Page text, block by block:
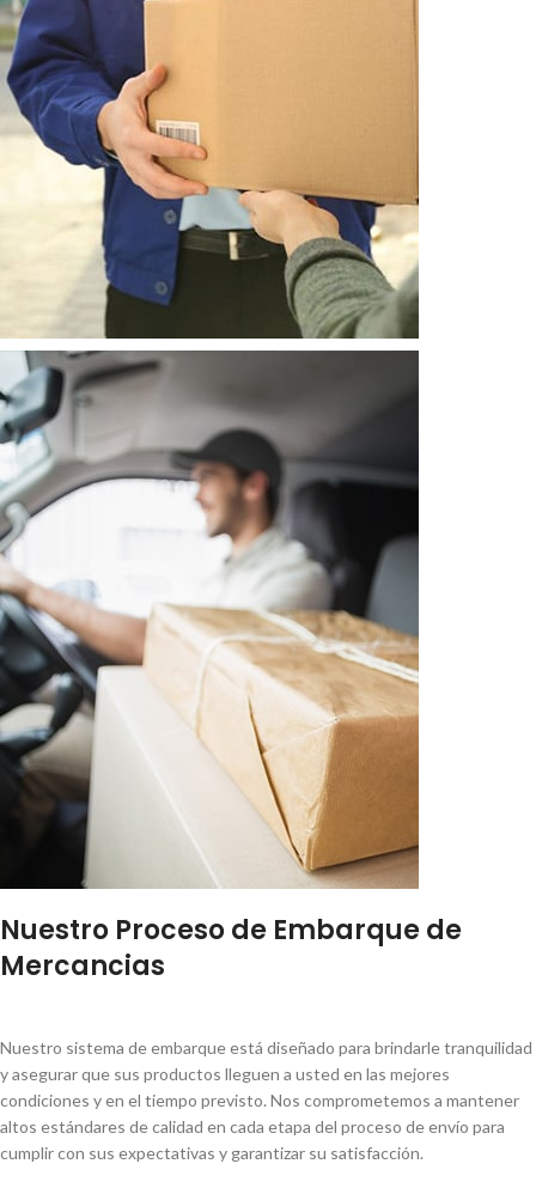
Nuestro Proceso de Embarque de
Mercancias
Nuestro sistema de embarque está diseñado para brindarle tranquilidad
y asegurar que sus productos lleguen a usted en las mejores
condiciones y en el tiempo previsto. Nos comprometemos a mantener
altos estándares de calidad en cada etapa del proceso de envío para
cumplir con sus expectativas y garantizar su satisfacción.